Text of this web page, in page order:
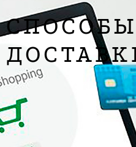
Компания
рабочих